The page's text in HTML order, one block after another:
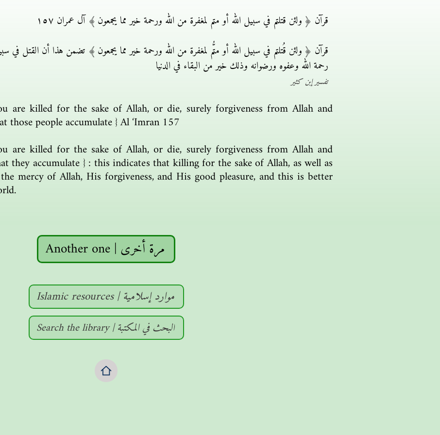
قرآن ﴿ ولئن قتلتم في سبيل الله أو متم لمغفرة من الله ورحمة خير مما يجمعون ﴾ آل عمران ١٥٧
قرآن ﴿ ولئن قُتلتم في سبيل الله أو متُّم لمغفرة من الله ورحمة خير مما يجمعون ﴾ تضمن هذا أن القتل في
رحمة الله وعفوه ورضوانه وذلك خير من البقاء في الدنيا
تفسير إبن كثير
are killed for the sake of Allah, or die, surely forgiveness from Allah and
those people accumulate } Al ‘Imran 157
are killed for the sake of Allah, or die, surely forgiveness from Allah and
they accumulate } : this indicates that killing for the sake of Allah, as well as
mercy of Allah, His forgiveness, and His good pleasure, and this is better
Another one | مرة أخرى
Islamic resources | موارد إسلامية
Search the library | البحث في المكتبة